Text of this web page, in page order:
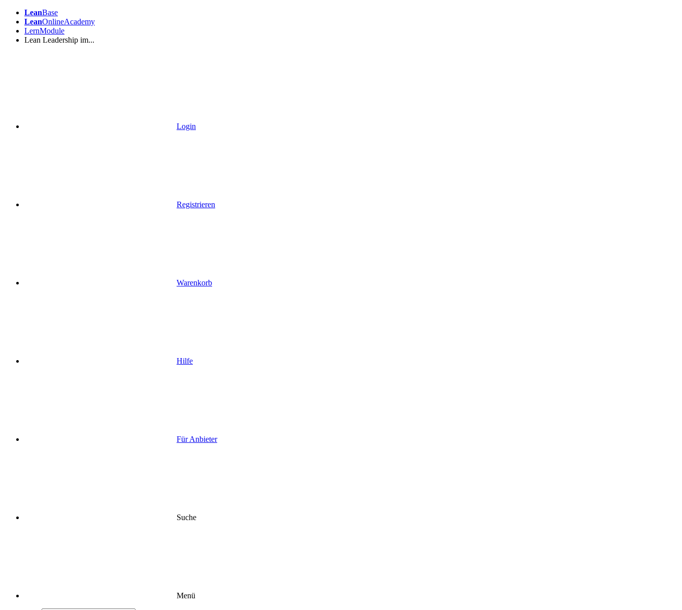
LeanBase
LeanOnlineAcademy
LernModule
Lean Leadership im...
Login
Registrieren
Warenkorb
Hilfe
Für Anbieter
Suche
Menü